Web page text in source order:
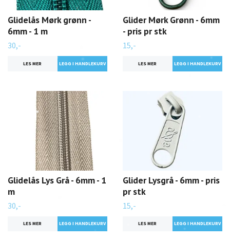
Glidelås Mørk grønn -
6mm - 1 m
30,-
LES MER
Glider Mørk Grønn - 6mm
- pris pr stk
15,-
LES MER
Glidelås Lys Grå - 6mm - 1
m
30,-
LES MER
Glider Lysgrå - 6mm - pris
pr stk
15,-
LES MER